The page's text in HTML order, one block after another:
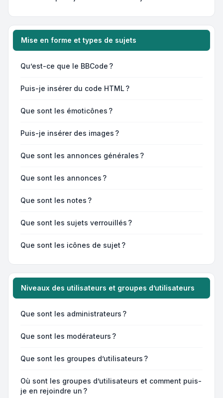
Mise en forme et types de sujets
Qu’est-ce que le BBCode ?
Puis-je insérer du code HTML ?
Que sont les émoticônes ?
Puis-je insérer des images ?
Que sont les annonces générales ?
Que sont les annonces ?
Que sont les notes ?
Que sont les sujets verrouillés ?
Que sont les icônes de sujet ?
Niveaux des utilisateurs et groupes d’utilisateurs
Que sont les administrateurs ?
Que sont les modérateurs ?
Que sont les groupes d’utilisateurs ?
Où sont les groupes d’utilisateurs et comment puis-
je en rejoindre un ?